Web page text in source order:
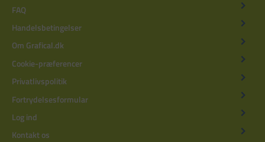
FAQ
Handelsbetingelser
Om Grafical.dk
Cookie-præferencer
Privatlivspolitik
Fortrydelsesformular
Log ind
Kontakt os